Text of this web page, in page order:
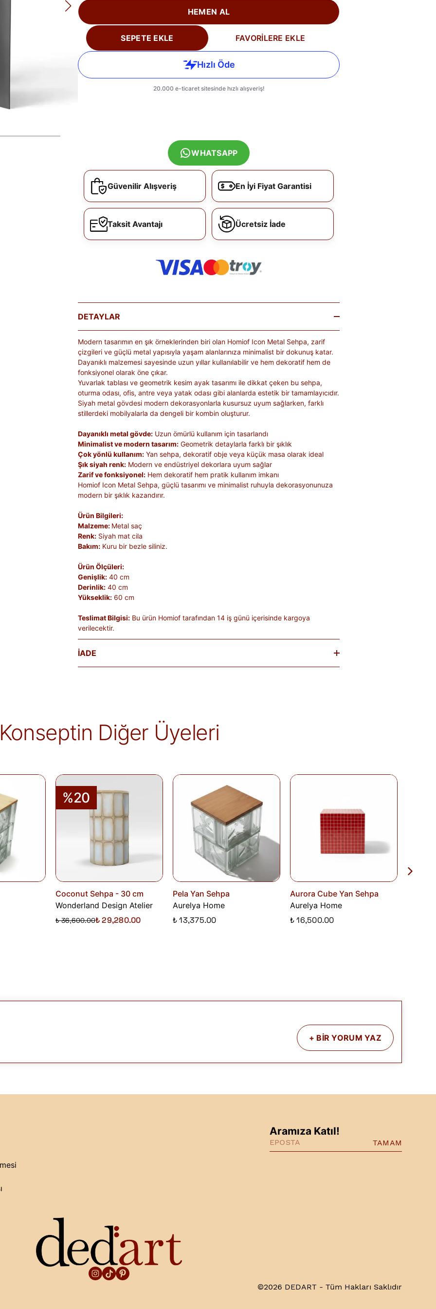
HEMEN AL
SEPETE EKLE FAVORİLERE EKLE
WHATSAPP
Güvenilir Alışveriş En İyi Fiyat Garantisi
Taksit Avantajı Ücretsiz İade
DETAYLAR
Modern tasarımın en şık örneklerinden biri olan Homiof Icon Metal Sehpa, zarif
çizgileri ve güçlü metal yapısıyla yaşam alanlarınıza minimalist bir dokunuş katar.
Dayanıklı malzemesi sayesinde uzun yıllar kullanılabilir ve hem dekoratif hem de
fonksiyonel olarak öne çıkar.
Yuvarlak tablası ve geometrik kesim ayak tasarımı ile dikkat çeken bu sehpa,
oturma odası, ofis, antre veya yatak odası gibi alanlarda estetik bir tamamlayıcıdır.
Siyah metal gövdesi modern dekorasyonlarla kusursuz uyum sağlarken, farklı
stillerdeki mobilyalarla da dengeli bir kombin oluşturur.
Dayanıklı metal gövde: Uzun ömürlü kullanım için tasarlandı
Minimalist ve modern tasarım: Geometrik detaylarla farklı bir şıklık
Çok yönlü kullanım: Yan sehpa, dekoratif obje veya küçük masa olarak ideal
Şık siyah renk: Modern ve endüstriyel dekorlara uyum sağlar
Zarif ve fonksiyonel: Hem dekoratif hem pratik kullanım imkanı
Homiof Icon Metal Sehpa, güçlü tasarımı ve minimalist ruhuyla dekorasyonunuza
modern bir şıklık kazandırır.
Ürün Bilgileri:
Malzeme: Metal saç
Renk: Siyah mat cila
Bakım: Kuru bir bezle siliniz.
Ürün Ölçüleri:
Genişlik: 40 cm
Derinlik: 40 cm
Yükseklik: 60 cm
Teslimat Bilgisi: Bu ürün Homiof tarafından 14 iş günü içerisinde kargoya
verilecektir.
İADE
alır.
İade edilen ürünler, iade şartlarına uygun olduğu takdirde 10 gün içinde bankanıza
iletilir. İade sürecini başlatmak için lütfen
Diğer Üyeleri
%20
Coconut Sehpa - 30 cm
Wonderland Design Atelier
₺ 36,600.00₺ 29,280.00
Pela Yan Sehpa
Aurelya Home
₺ 13,375.00
Aurora Cube Yan Sehpa
Aurelya Home
₺ 16,500.00
+ BİR YORUM YAZ
Aramıza Katıl!
TAMAM
©2026 DEDART - Tüm Hakları Saklıdır